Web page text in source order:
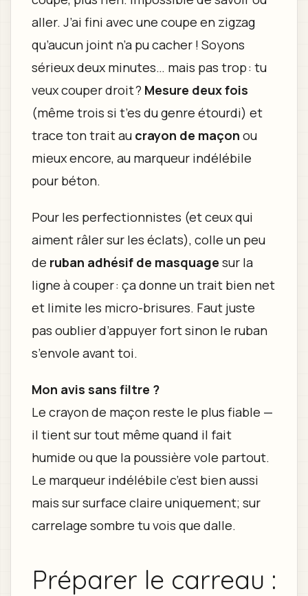
aller. J’ai fini avec une coupe en zigzag
qu’aucun joint n’a pu cacher ! Soyons
sérieux deux minutes… mais pas trop : tu
veux couper droit ? Mesure deux fois
(même trois si t’es du genre étourdi) et
trace ton trait au crayon de maçon ou
mieux encore, au marqueur indélébile
pour béton.
Pour les perfectionnistes (et ceux qui
aiment râler sur les éclats), colle un peu
de ruban adhésif de masquage sur la
ligne à couper : ça donne un trait bien net
et limite les micro-brisures. Faut juste
pas oublier d’appuyer fort sinon le ruban
s’envole avant toi.
Mon avis sans filtre ?
Le crayon de maçon reste le plus fiable —
il tient sur tout même quand il fait
humide ou que la poussière vole partout.
Le marqueur indélébile c’est bien aussi
mais sur surface claire uniquement; sur
carrelage sombre tu vois que dalle.
Préparer le carreau :